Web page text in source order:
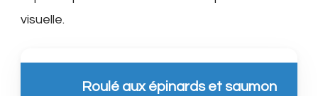
visuelle.
Roulé aux épinards et saumon